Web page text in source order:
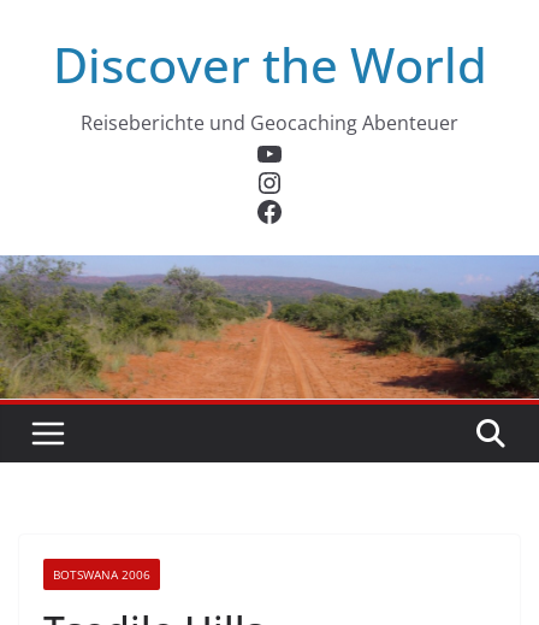
springenDiscover the World
Reiseberichte und Geocaching Abenteuer
YouTube
Instagram
Facebook
BOTSWANA 2006